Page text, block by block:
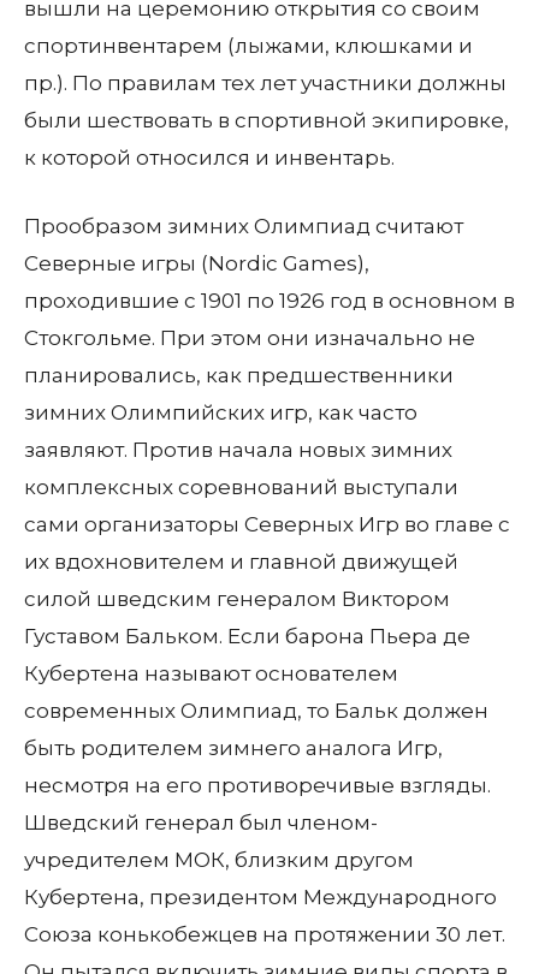
вышли на церемонию открытия со своим
спортинвентарем (лыжами, клюшками и
пр.). По правилам тех лет участники должны
были шествовать в спортивной экипировке,
к которой относился и инвентарь.
Прообразом зимних Олимпиад считают
Северные игры (Nordic Games),
проходившие с 1901 по 1926 год в основном в
Стокгольме. При этом они изначально не
планировались, как предшественники
зимних Олимпийских игр, как часто
заявляют. Против начала новых зимних
комплексных соревнований выступали
сами организаторы Северных Игр во главе с
их вдохновителем и главной движущей
силой шведским генералом Виктором
Густавом Бальком. Если барона Пьера де
Кубертена называют основателем
современных Олимпиад, то Бальк должен
быть родителем зимнего аналога Игр,
несмотря на его противоречивые взгляды.
Шведский генерал был членом-
учредителем МОК, близким другом
Кубертена, президентом Международного
Союза конькобежцев на протяжении 30 лет.